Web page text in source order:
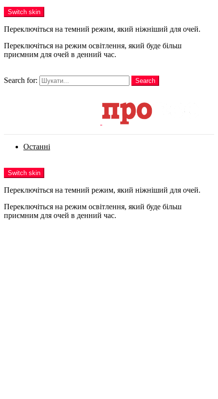
Switch skin
Переключіться на темний режим, який ніжніший для очей.
Переключіться на режим освітлення, який буде більш
приємним для очей в денний час.
Search for:
Search
Останні
Switch skin
Переключіться на темний режим, який ніжніший для очей.
Переключіться на режим освітлення, який буде більш
приємним для очей в денний час.